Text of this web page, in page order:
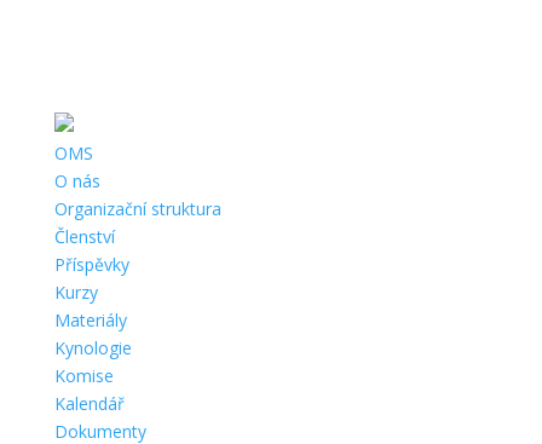
OMS
O nás
Organizační struktura
Členství
Příspěvky
Kurzy
Materiály
Kynologie
Komise
Kalendář
Dokumenty